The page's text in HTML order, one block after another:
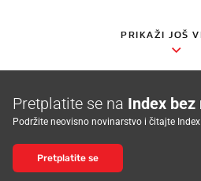
PRIKAŽI JOŠ
Pretplatite se na Index bez
Podržite neovisno novinarstvo i čitajte
Pretplatite se